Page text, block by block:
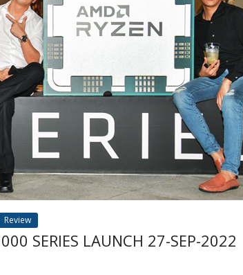
Review
SERIES LAUNCH 27-SEP-2022